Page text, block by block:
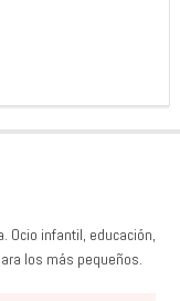
Ocio infantil, educación,
los más pequeños.